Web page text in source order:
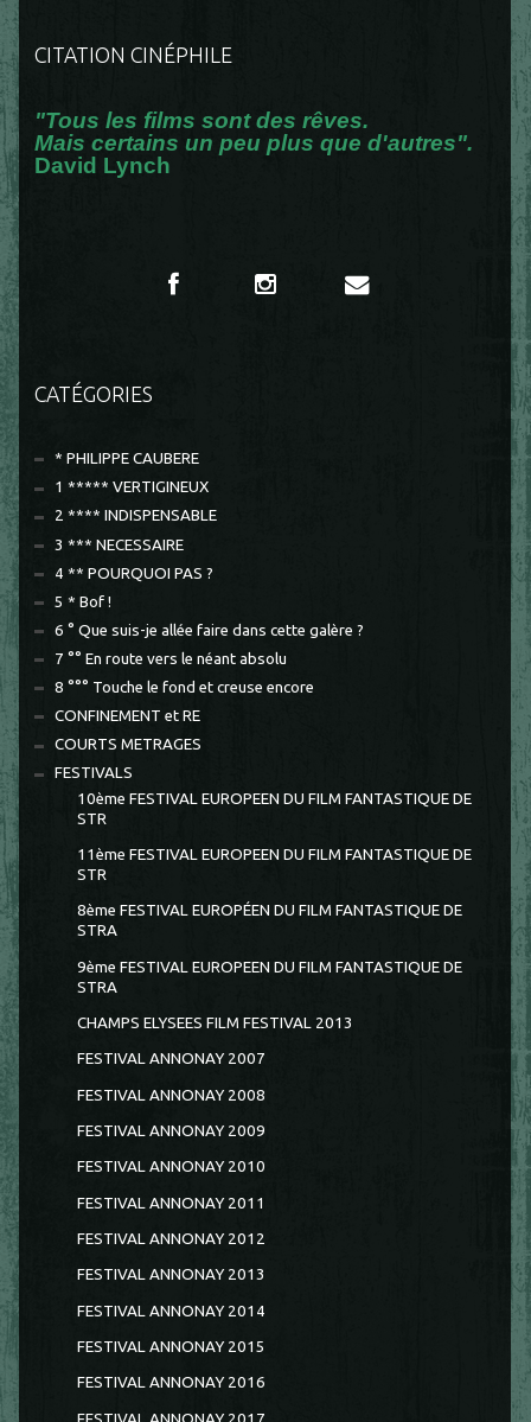
CITATION CINÉPHILE
"Tous les films sont des rêves.
Mais certains un peu plus que d'autres".
David Lynch
CATÉGORIES
* PHILIPPE CAUBERE
1 ***** VERTIGINEUX
2 **** INDISPENSABLE
3 *** NECESSAIRE
4 ** POURQUOI PAS ?
5 * Bof !
6 ° Que suis-je allée faire dans cette galère ?
7 °° En route vers le néant absolu
8 °°° Touche le fond et creuse encore
CONFINEMENT et RE
COURTS METRAGES
FESTIVALS
10ème FESTIVAL EUROPEEN DU FILM FANTASTIQUE DE
STR
11ème FESTIVAL EUROPEEN DU FILM FANTASTIQUE DE
STR
8ème FESTIVAL EUROPÉEN DU FILM FANTASTIQUE DE
STRA
9ème FESTIVAL EUROPEEN DU FILM FANTASTIQUE DE
STRA
CHAMPS ELYSEES FILM FESTIVAL 2013
FESTIVAL ANNONAY 2007
FESTIVAL ANNONAY 2008
FESTIVAL ANNONAY 2009
FESTIVAL ANNONAY 2010
FESTIVAL ANNONAY 2011
FESTIVAL ANNONAY 2012
FESTIVAL ANNONAY 2013
FESTIVAL ANNONAY 2014
FESTIVAL ANNONAY 2015
FESTIVAL ANNONAY 2016